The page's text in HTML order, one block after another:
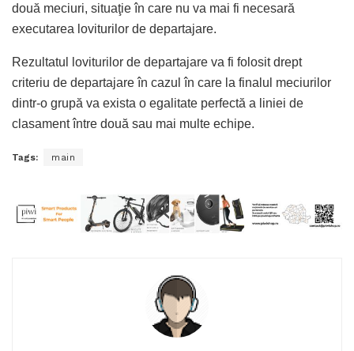
două meciuri, situaţie în care nu va mai fi necesară
executarea loviturilor de departajare.
Rezultatul loviturilor de departajare va fi folosit drept
criteriu de departajare în cazul în care la finalul meciurilor
dintr-o grupă va exista o egalitate perfectă a liniei de
clasament între două sau mai multe echipe.
Tags: main